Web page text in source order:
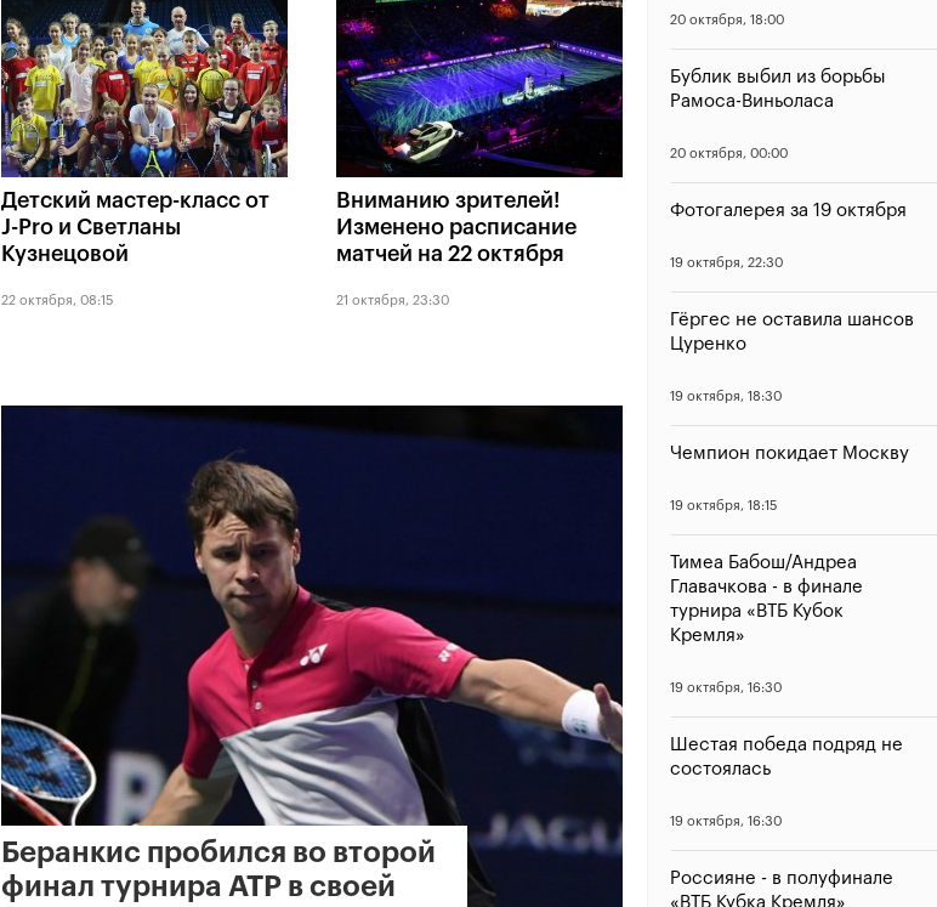
20 октября, 18:00
Бублик выбил из борьбы
Рамоса-Виньоласа
20 октября, 00:00
Фотогалерея за 19 октября
19 октября, 22:30
Гёргес не оставила шансов
Цуренко
19 октября, 18:30
Чемпион покидает Москву
19 октября, 18:15
Тимеа Бабош/Андреа
Главачкова - в финале
турнира «ВТБ Кубок
Кремля»
19 октября, 16:30
Шестая победа подряд не
состоялась
19 октября, 16:30
Россияне - в полуфинале
«ВТБ Кубка Кремля»
Детский мастер-класс от
J-Pro и Светланы
Кузнецовой
22 октября, 08:15
Вниманию зрителей!
Изменено расписание
матчей на 22 октября
21 октября, 23:30
Беранкис пробился во второй
финал турнира ATP в своей